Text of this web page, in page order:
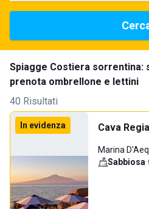
Spiagge Costiera sorrentina:
prenota ombrellone e lettini
40 Risultati
In evidenza Cava
Marina
Sabbiosa·